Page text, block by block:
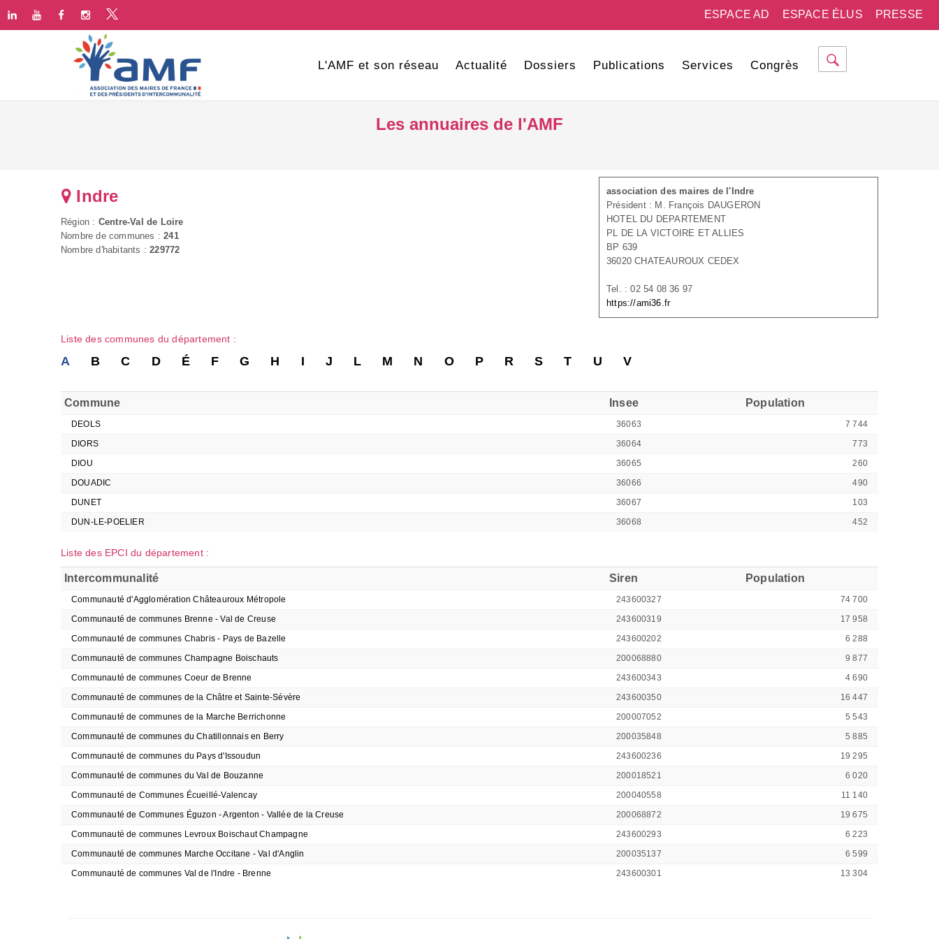
PRESSE
ESPACE ÉLUS
ESPACE AD
L'AMF et son réseau Actualité Dossiers Publications Services Congrès
Les annuaires de l'AMF
association des maires de l'Indre
Président : M. François DAUGERON
HOTEL DU DEPARTEMENT
PL DE LA VICTOIRE ET ALLIES
BP 639
36020 CHATEAUROUX CEDEX
Tel. : 02 54 08 36 97
https://ami36.fr
Indre
Région : Centre-Val de Loire
Nombre de communes :241
Nombre d'habitants :229772
Liste des communes du département :
A B C D É F G H I J L M N O P R S T U V
Commune Insee Population
DEOLS 36063
7 744
DIORS
36064
773
DIOU
36065
260
DOUADIC
36066
490
DUNET
36067
103
DUN-LE-POELIER
36068 452
Liste des EPCI du département :
Intercommunalité Siren Population
Communauté d'Agglomération Châteauroux Métropole 243600327
74 700
Communauté de communes Brenne - Val de Creuse
243600319
17 958
Communauté de communes Chabris - Pays de Bazelle
243600202
6 288
Communauté de communes Champagne Boischauts
200068880
9 877
Communauté de communes Coeur de Brenne
243600343
4 690
Communauté de communes de la Châtre et Sainte-Sévère
243600350
16 447
Communauté de communes de la Marche Berrichonne
200007052
5 543
Communauté de communes du Chatillonnais en Berry
200035848
5 885
Communauté de communes du Pays d'Issoudun
243600236
19 295
Communauté de communes du Val de Bouzanne
200018521
6 020
Communauté de Communes Écueillé-Valencay
200040558
11 140
Communauté de Communes Éguzon - Argenton - Vallée de la Creuse
200068872
19 675
Communauté de communes Levroux Boischaut Champagne
243600293
6 223
Communauté de communes Marche Occitane - Val d'Anglin
200035137
6 599
Communauté de communes Val de l'Indre - Brenne
243600301 13 304